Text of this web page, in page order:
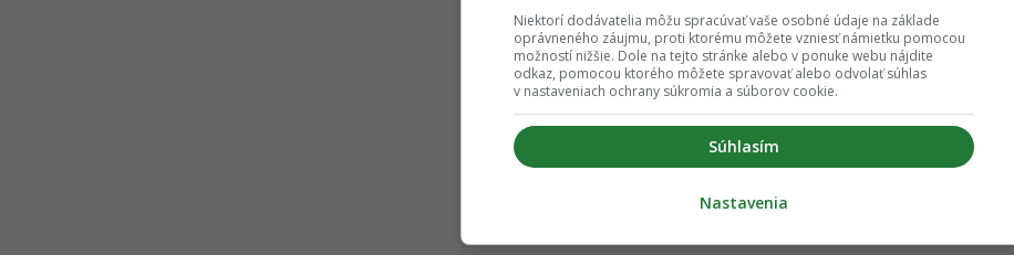
Niektorí dodávatelia môžu spracúvať vaše osobné údaje na základe
oprávneného záujmu, proti ktorému môžete vzniesť námietku pomocou
možností nižšie. Dole na tejto stránke alebo v ponuke webu nájdite
odkaz, pomocou ktorého môžete spravovať alebo odvolať súhlas
v nastaveniach ochrany súkromia a súborov cookie.
Súhlasím
Nastavenia